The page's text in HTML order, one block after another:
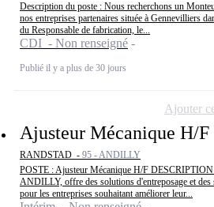
Description du poste : Nous recherchons un
nos entreprises partenaires située à Gennevilliers
du Responsable de fabrication, le...
CDI - Non renseigné
Publié il y a plus de 30 jours
Ajusteur Mécanique H/F
RANDSTAD - 95 - ANDILLY
POSTE : Ajusteur Mécanique H/F DESCRIPTION
ANDILLY, offre des solutions d'entreposage et des
pour les entreprises souhaitant améliorer leur...
Ajouter